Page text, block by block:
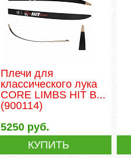
Плечи для
классического лука
CORE LIMBS HIT B...
(900114)
5250 руб.
КУПИТЬ